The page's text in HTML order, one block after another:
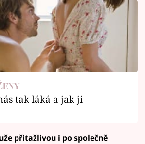
tak láká a jak ji
přitažlivou i po společně